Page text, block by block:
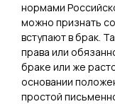
нормами
можно признать
вступают в брак.
права или
браке или же
основании
простой